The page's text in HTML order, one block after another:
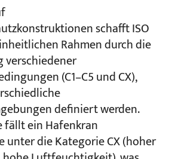
schafft ISO
Rahmen durch die
verschiedener
(C1–C5 und CX),
definiert werden.
fällt ein Hafenkran
unter die Kategorie CX (hoher